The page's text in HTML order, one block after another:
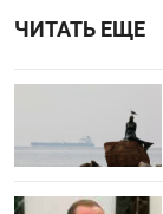
ЧИТАТЬ ЕЩЕ